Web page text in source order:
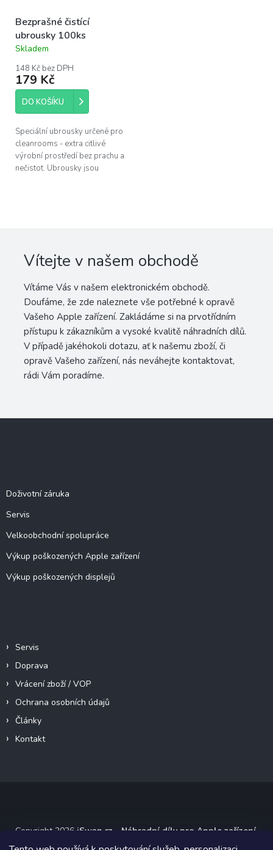
Bezprašné čistící
ubrousky 100ks
Průměrné
produktu
je
4,5
hvězdiček.
Skladem
148 Kč bez DPH
179 Kč
DO KOŠÍKU
Speciální ubrousky určené pro
cleanrooms - extra citlivé
výrobní prostředí bez prachu a
nečistot. Ubrousky jsou
Vítejte v našem obchodě
Vítáme Vás v našem elektronickém obchodě.
Doufáme, že zde naleznete vše potřebné k opravě
Vašeho Apple zařízení. Zakládáme si na prvotřídním
přístupu k zákazníkům a vysoké kvalitě náhradních dílů.
V případě jakéhokoli dotazu, ať k našemu zboží, či
opravě Vašeho zařízení, nás neváhejte kontaktovat,
rádi Vám poradíme.
Doživotní záruka
Servis
Velkoobchodní spolupráce
Výkup poškozených Apple zařízení
Výkup poškozených displejů
Servis
Doprava
Vrácení zboží / VOP
Ochrana osobních údajů
Články
Kontakt
Copyright 2026 iSwap.cz - Náhradní díly pro Apple zařízení
Všechna práva vyhrazena.